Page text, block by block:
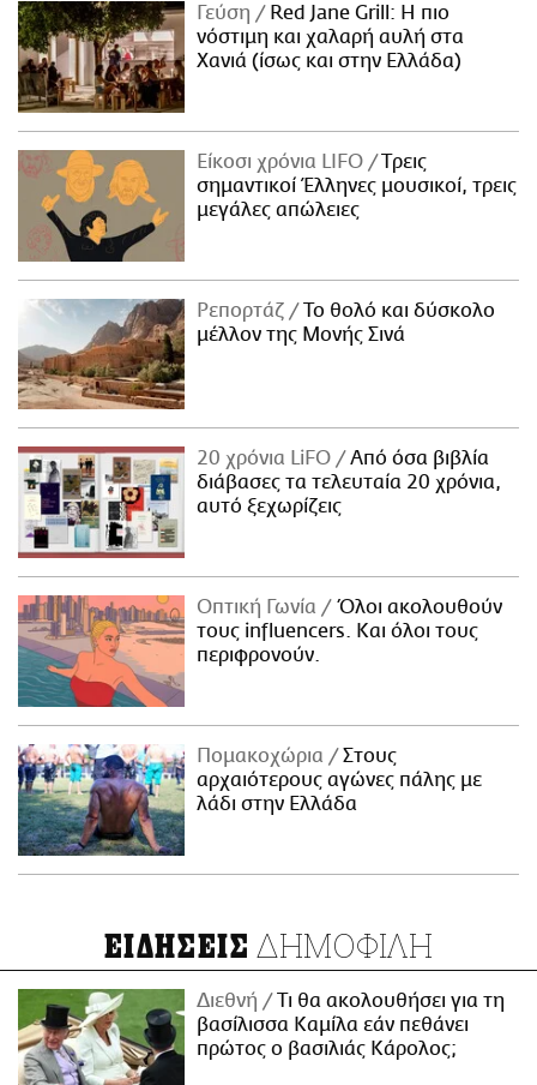
Γεύση
Red Jane Grill: Η πιο
νόστιμη και χαλαρή αυλή στα
Χανιά (ίσως και στην Ελλάδα)
Είκοσι χρόνια LIFO
Tρεις
σημαντικοί Έλληνες μουσικοί, τρεις
μεγάλες απώλειες
Ρεπορτάζ
Το θολό και δύσκολο
μέλλον της Μονής Σινά
20 χρόνια LiFO
Από όσα βιβλία
διάβασες τα τελευταία 20 χρόνια,
αυτό ξεχωρίζεις
Οπτική Γωνία
Όλοι ακολουθούν
τους influencers. Και όλοι τους
περιφρονούν.
Πομακοχώρια
Στους
αρχαιότερους αγώνες πάλης με
λάδι στην Ελλάδα
ΕΙΔΗΣΕΙΣ ΔΗΜΟΦΙΛΗ
Διεθνή
Τι θα ακολουθήσει για τη
βασίλισσα Καμίλα εάν πεθάνει
πρώτος ο βασιλιάς Κάρολος;